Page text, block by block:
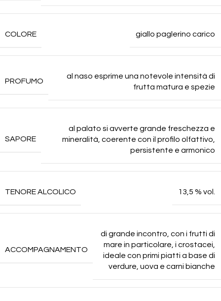
COLORE giallo paglerino carico
PROFUMO
al naso esprime una notevole intensità di
frutta matura e spezie
SAPORE
al palato si avverte grande freschezza e
mineralità, coerente con il profilo olfattivo,
persistente e armonico
TENORE ALCOLICO 13,5 % vol.
ACCOMPAGNAMENTO
di grande incontro, con i frutti di
mare in particolare, i crostacei,
ideale con primi piatti a base di
verdure, uova e carni bianche